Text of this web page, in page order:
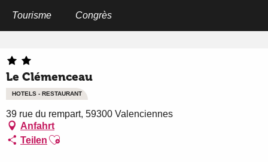
Tourisme Congrès
Le Clémenceau
HOTELS - RESTAURANT
39 rue du rempart, 59300 Valenciennes
Anfahrt
Teilen Ajouter aux favoris